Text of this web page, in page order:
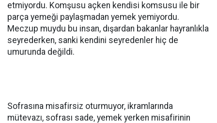
etmiyordu. Komşusu açken kendisi komsusu ile bir
parça yemeği paylaşmadan yemek yemiyordu.
Meczup muydu bu insan, dışardan bakanlar hayranlıkla
seyrederken, sanki kendini seyredenler hiç de
umurunda değildi.
Sofrasına misafirsiz oturmuyor, ikramlarında
mütevazı, sofrası sade, yemek yerken misafirinin